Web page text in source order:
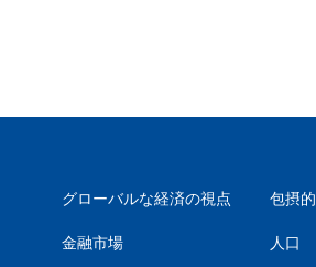
グローバルな経済の視点
金融市場
包摂
人口